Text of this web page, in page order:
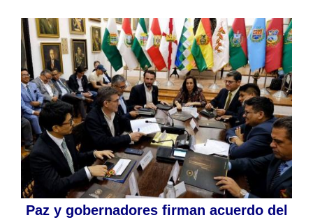
Paz y gobernadores firman acuerdo del